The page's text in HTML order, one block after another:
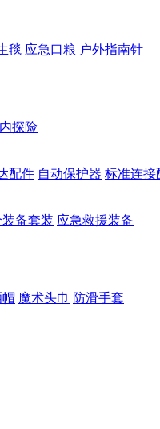
毯 应急口粮 户外指南针
探险
配件 自动保护器 标准连接
备套装 应急救援装备
帽 魔术头巾 防滑手套